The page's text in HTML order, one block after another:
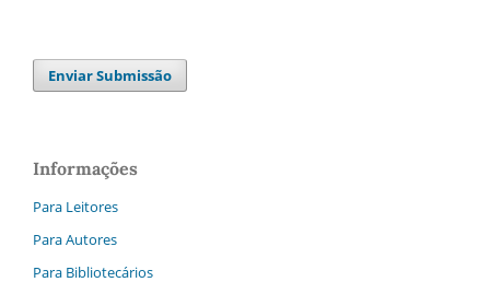
Enviar Submissão
Informações
Para Leitores
Para Autores
Para Bibliotecários